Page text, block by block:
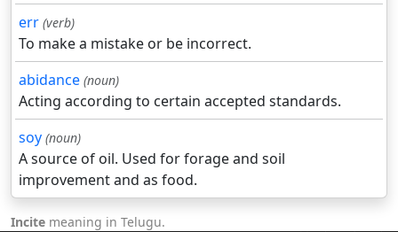
err (verb)
To make a mistake or be incorrect.
abidance (noun)
Acting according to certain accepted standards.
soy (noun)
A source of oil. Used for forage and soil
improvement and as food.
Incite meaning in Telugu.